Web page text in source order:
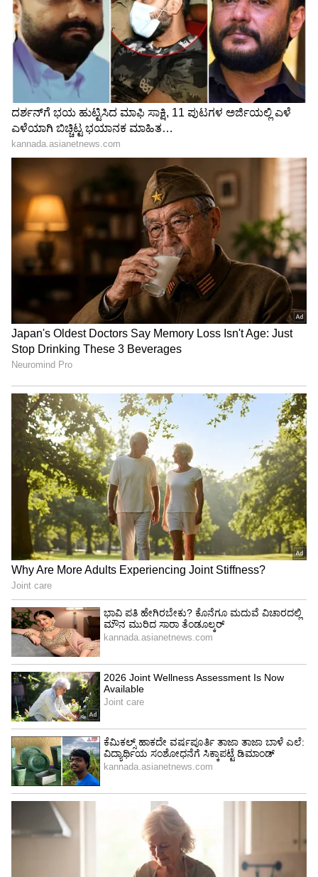
"ರಾಜಕೀಯ ಬೇಡ, ಸಿನಿಮಾನೇ ಪ್ರಾಣ":
ಕನಕೋತ್ಸವದಲ್ಲಿ ರಿಷಬ್ ಶೆಟ್ಟಿ | Rishab
Shetty speech | Suvarna News
ಶೇ.50 ರಿಂದ ಶೇ.18 ಕ್ಕೆ TAX ಇಳಿಕೆ: ಮೋದಿ-
ಟ್ರಂಪ್ ಐತಿಹಾಸಿಕ ಒಪ್ಪಂದ | India US
Trade Deal | Party Rounds